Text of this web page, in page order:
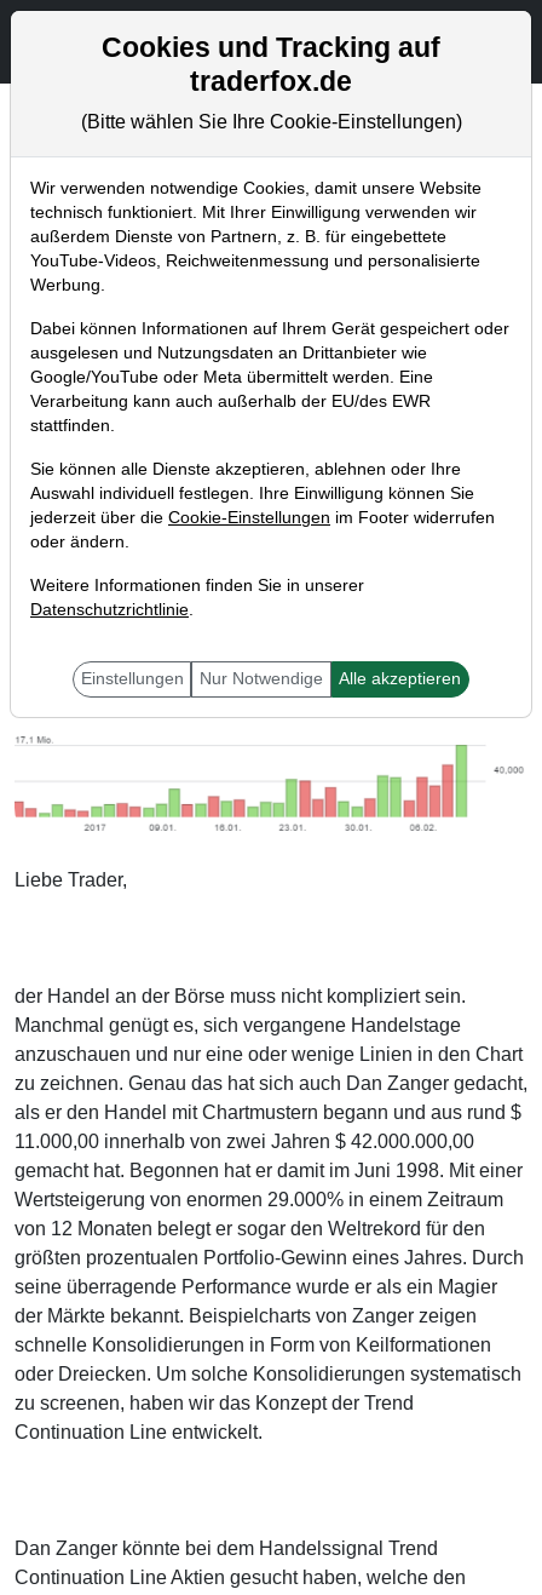
Aktien- und Artikelsuche
Chartanalysen
Home Blog Chartanalysen
Es muss nicht immer kompliziert sein,
mit einer Linie zum Erfolg – Trend
Continuation Line
10.02.2017 um 15:08 Uhr | TraderFox GmbH
Liebe Trader,
der Handel an der Börse muss nicht kompliziert sein.
Manchmal genügt es, sich vergangene Handelstage
anzuschauen und nur eine oder wenige Linien in den Chart
zu zeichnen. Genau das hat sich auch Dan Zanger gedacht,
als er den Handel mit Chartmustern begann und aus rund $
11.000,00 innerhalb von zwei Jahren $ 42.000.000,00
gemacht hat. Begonnen hat er damit im Juni 1998. Mit einer
Wertsteigerung von enormen 29.000% in einem Zeitraum
von 12 Monaten belegt er sogar den Weltrekord für den
größten prozentualen Portfolio-Gewinn eines Jahres. Durch
seine überragende Performance wurde er als ein Magier
der Märkte bekannt. Beispielcharts von Zanger zeigen
schnelle Konsolidierungen in Form von Keilformationen
oder Dreiecken. Um solche Konsolidierungen systematisch
zu screenen, haben wir das Konzept der Trend
Continuation Line entwickelt.
Dan Zanger könnte bei dem Handelssignal Trend
Continuation Line Aktien gesucht haben, welche den
Cookies und Tracking auf
traderfox.de
(Bitte wählen Sie Ihre Cookie-Einstellungen)
Wir verwenden notwendige Cookies, damit unsere Website
technisch funktioniert. Mit Ihrer Einwilligung verwenden wir
außerdem Dienste von Partnern, z. B. für eingebettete
YouTube-Videos, Reichweitenmessung und personalisierte
Werbung.
Dabei können Informationen auf Ihrem Gerät gespeichert oder
ausgelesen und Nutzungsdaten an Drittanbieter wie
Google/YouTube oder Meta übermittelt werden. Eine
Verarbeitung kann auch außerhalb der EU/des EWR
stattfinden.
Sie können alle Dienste akzeptieren, ablehnen oder Ihre
Auswahl individuell festlegen. Ihre Einwilligung können Sie
jederzeit über die Cookie-Einstellungen im Footer widerrufen
oder ändern.
Weitere Informationen finden Sie in unserer
Datenschutzrichtlinie.
Einstellungen Nur Notwendige Alle akzeptieren